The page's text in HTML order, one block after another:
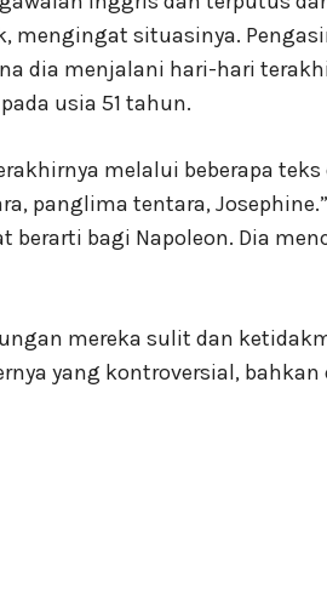
mengingat situasinya.
dia menjalani hari-hari
usia 51 tahun.
melalui beberapa teks
panglima tentara,
bagi Napoleon. Dia
mereka sulit dan
yang kontroversial,